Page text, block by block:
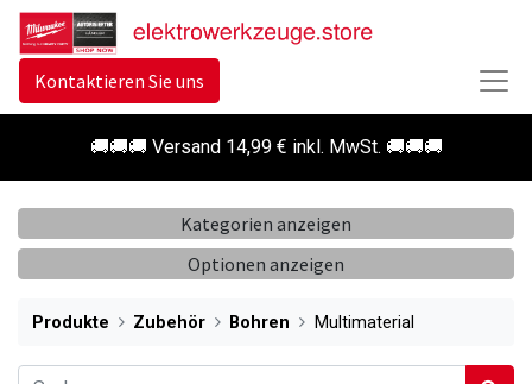
Kontaktieren Sie uns
🚚🚚🚚 Versand 14,99 € inkl. MwSt. 🚚🚚🚚
Kategorien anzeigen
Optionen anzeigen
Produkte Zubehör Bohren Multimaterial